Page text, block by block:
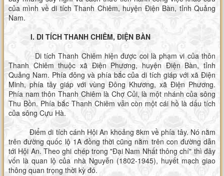
của mình về di tích Thanh Chiêm, huyện Điện Bàn, tỉnh Quảng
Nam.
I. DI TÍCH THANH CHIÊM, ĐIỆN BÀN
Di tích Thanh Chiêm hiện được coi là phạm vi của thôn
Thanh Chiêm thuộc xã Điện Phương, huyện Điện Bàn, tỉnh
Quảng Nam. Phía đông và phía bắc của di tích giáp với xã Điện
Minh, phía tây giáp với vùng Đông Khương, xã Điện Phương.
Phía nam thôn Thanh Chiêm là Chợ Củi, là một nhánh của sông
Thu Bồn. Phía bắc Thanh Chiêm vẫn còn một cái hồ là dấu tích
của sông Cựu Hà.
Điểm di tích cánh Hội An khoảng 8km về phía tây. Nó nằm
trên đường quốc lộ 1A đồng thời cũng nằm trên con đường dẫn
tới Hội An. Theo ghi chép trong "Đại Nam Nhất thông chí" thì đây
vốn là quan lộ của nhà Nguyễn (1802-1945), huyết mạch giao
thông quan trọng thời kỳ đó.